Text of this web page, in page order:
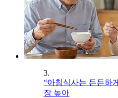
3.
“아침식사는 든든하
장 높아